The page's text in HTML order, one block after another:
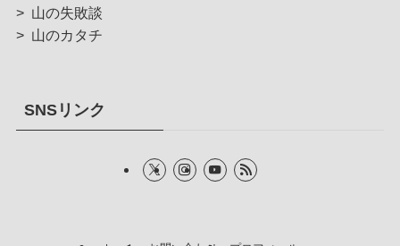
> 山の失敗談
> 山のカタチ
SNSリンク